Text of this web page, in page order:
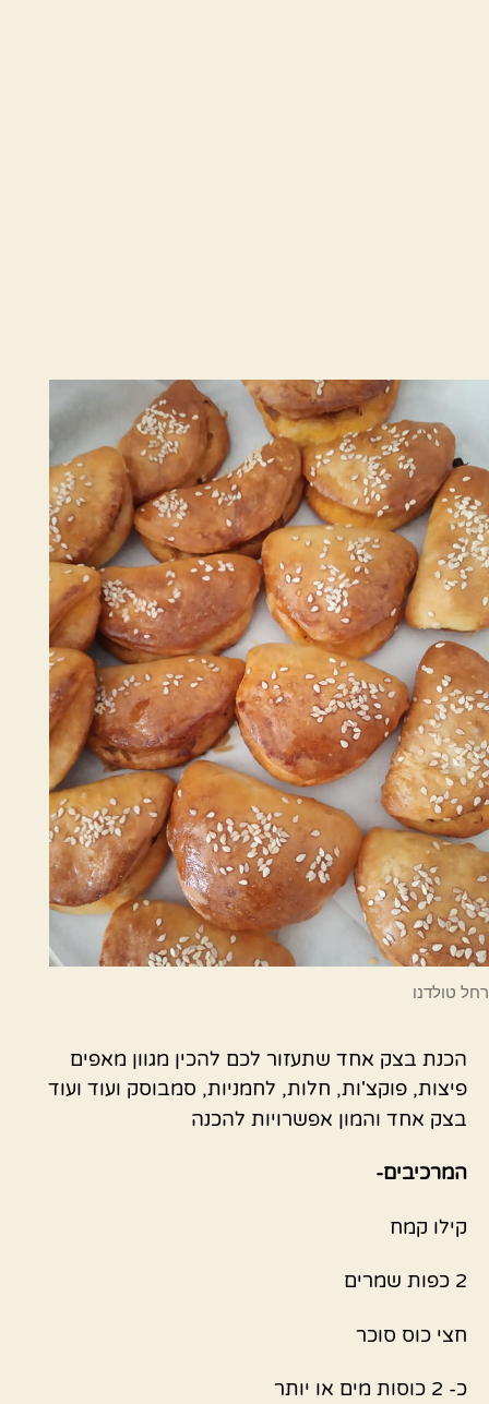
רחל טולדנו
הכנת בצק אחד שתעזור לכם להכין מגוון מאפים
פיצות, פוקצ'ות, חלות, לחמניות, סמבוסק ועוד ועוד
בצק אחד והמון אפשרויות להכנה
המרכיבים-
קילו קמח
2 כפות שמרים
חצי כוס סוכר
כ- 2 כוסות מים או יותר